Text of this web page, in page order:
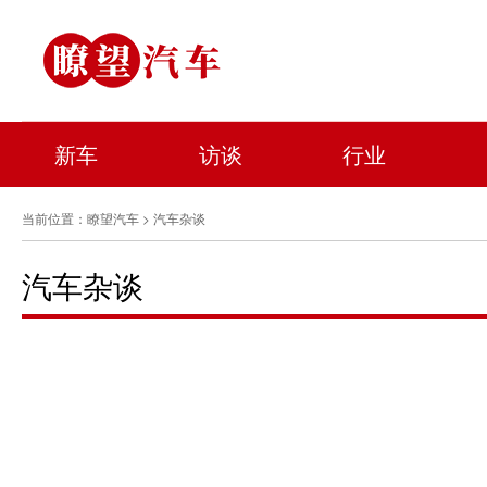
新车 访谈 行业
当前位置： 瞭望汽车 > 汽车杂谈
汽车杂谈